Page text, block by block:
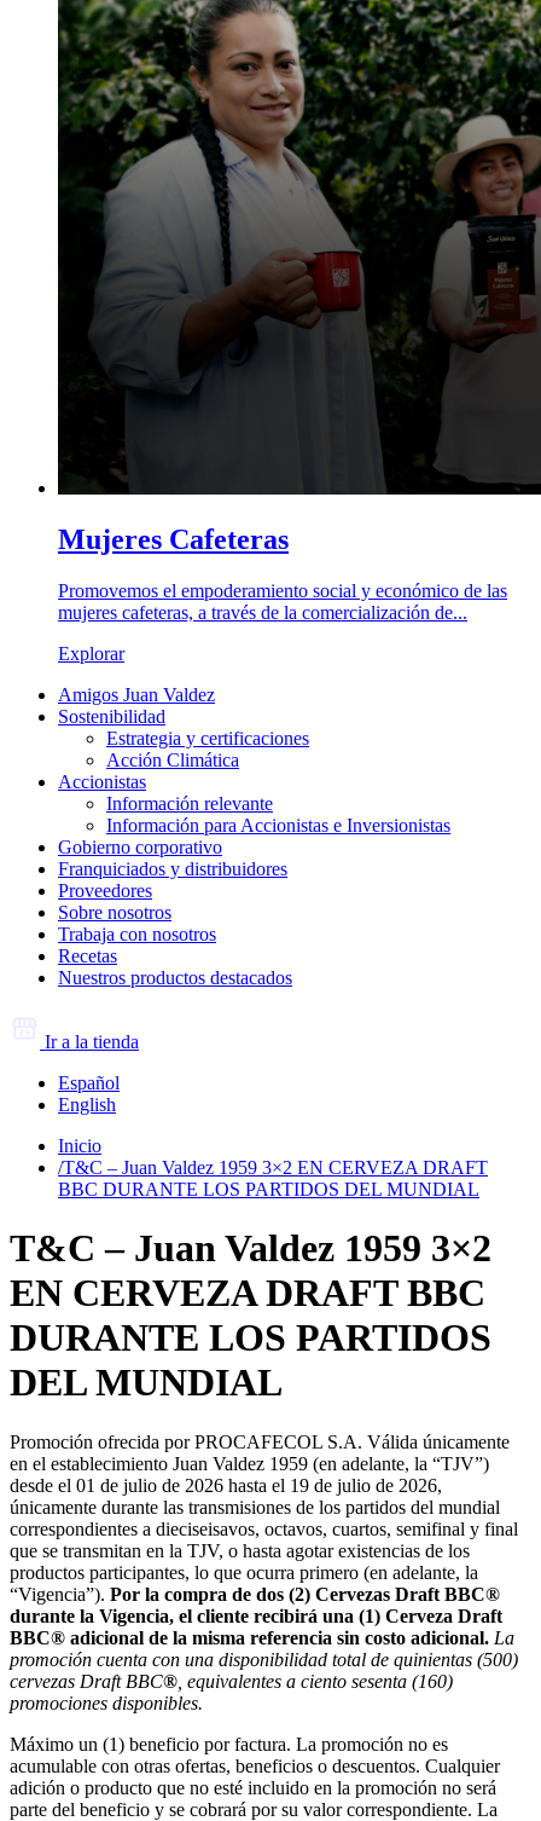
Mujeres Cafeteras
Promovemos el empoderamiento social y económico de las
mujeres cafeteras, a través de la comercialización de...
Explorar
Amigos Juan Valdez
Sostenibilidad
Estrategia y certificaciones
Acción Climática
Accionistas
Información relevante
Información para Accionistas e Inversionistas
Gobierno corporativo
Franquiciados y distribuidores
Proveedores
Sobre nosotros
Trabaja con nosotros
Recetas
Nuestros productos destacados
Ir a la tienda
Español
English
Inicio
/T&C – Juan Valdez 1959 3×2 EN CERVEZA DRAFT
BBC DURANTE LOS PARTIDOS DEL MUNDIAL
T&C – Juan Valdez 1959 3×2
EN CERVEZA DRAFT BBC
DURANTE LOS PARTIDOS
DEL MUNDIAL
Promoción ofrecida por PROCAFECOL S.A. Válida únicamente
en el establecimiento Juan Valdez 1959 (en adelante, la “TJV”)
desde el 01 de julio de 2026 hasta el 19 de julio de 2026,
únicamente durante las transmisiones de los partidos del mundial
correspondientes a dieciseisavos, octavos, cuartos, semifinal y final
que se transmitan en la TJV, o hasta agotar existencias de los
productos participantes, lo que ocurra primero (en adelante, la
“Vigencia”). Por la compra de dos (2) Cervezas Draft BBC®
durante la Vigencia, el cliente recibirá una (1) Cerveza Draft
BBC® adicional de la misma referencia sin costo adicional. La
promoción cuenta con una disponibilidad total de quinientas (500)
cervezas Draft BBC® , equivalentes a ciento sesenta (160)
promociones disponibles.
Máximo un (1) beneficio por factura. La promoción no es
acumulable con otras ofertas, beneficios o descuentos. Cualquier
adición o producto que no esté incluido en la promoción no será
parte del beneficio y se cobrará por su valor correspondiente. La